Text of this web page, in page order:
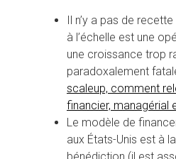
Il n’y a pas de
à l’échelle est une
une croissance trop
paradoxalement
scaleup, comment
financier, managérial
Le modèle de
aux États-Unis est à